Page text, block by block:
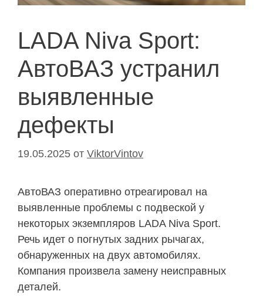
LADA Niva Sport:
АвтоВАЗ устранил
выявленные
дефекты
19.05.2025 от ViktorVintov
АвтоВАЗ оперативно отреагировал на
выявленные проблемы с подвеской у
некоторых экземпляров LADA Niva Sport.
Речь идет о погнутых задних рычагах,
обнаруженных на двух автомобилях.
Компания произвела замену неисправных
деталей.